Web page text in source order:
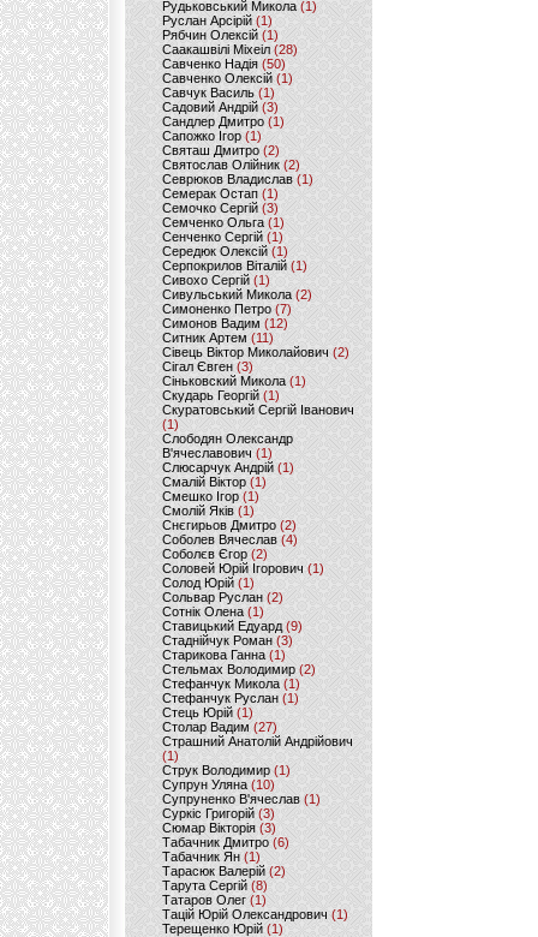
Рудьковський Микола (1)
Руслан Арсірій(1)
Рябчин Олексій (1)
Саакашвілі Міхеіл(28)
Савченко Надія (50)
Савченко Олексій(1)
Савчук Василь (1)
Садовий Андрій (3)
Сандлер Дмитро(1)
Сапожко Ігор(1)
Святаш Дмитро (2)
Святослав Олійник (2)
Севрюков Владислав (1)
Семерак Остап (1)
Семочко Сергій (3)
Семченко Ольга (1)
Сенченко Сергій(1)
Середюк Олексій(1)
Серпокрилов Віталій(1)
Сивохо Сергій(1)
Сивульський Микола(2)
Симоненко Петро(7)
Симонов Вадим (12)
Ситник Артем(11)
Сівець Віктор Миколайович(2)
Сігал Євген (3)
Сіньковский Микола(1)
Скударь Георгій (1)
Скуратовський Сергій Іванович
(1)
Слободян Олександр
В'ячеславович(1)
Слюсарчук Андрій(1)
Смалій Віктор (1)
Смешко Ігор (1)
Смолій Яків (1)
Снєгирьов Дмитро (2)
Соболев Вячеслав (4)
Соболєв Єгор(2)
Соловей Юрій Ігорович (1)
Солод Юрій (1)
Сольвар Руслан (2)
Сотнік Олена(1)
Ставицький Едуард (9)
Стаднійчук Роман(3)
Старикова Ганна (1)
Стельмах Володимир(2)
Стефанчук Микола (1)
Стефанчук Руслан (1)
Стець Юрій (1)
Столар Вадим(27)
Страшний Анатолій Андрійович
(1)
Струк Володимир (1)
Супрун Уляна (10)
Супруненко В'ячеслав (1)
Суркіс Григорій (3)
Сюмар Вікторія (3)
Табачник Дмитро (6)
Табачник Ян(1)
Тарасюк Валерій (2)
Тарута Сергій (8)
Татаров Олег(1)
Тацій Юрій Олександрович(1)
Терещенко Юрій(1)